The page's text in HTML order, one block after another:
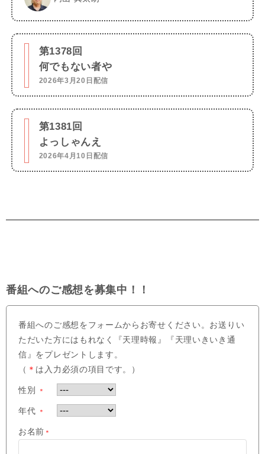
第1378回
何でもない者や
2026年3月20日配信
第1381回
よっしゃんえ
2026年4月10日配信
番組へのご感想を募集中！！
番組へのご感想をフォームからお寄せください。お送りい
ただいた方にはもれなく『天理時報』『天理いきいき通
信』をプレゼントします。
（ ＊ は入力必須の項目です。）
性別 ＊
年代 ＊
お名前 ＊